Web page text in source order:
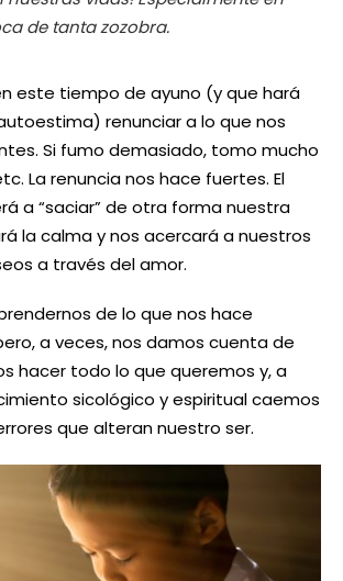
de tanta zozobra.
este tiempo de ayuno (y que hará
renunciar a lo que nos
Si fumo demasiado, tomo mucho
La renuncia nos hace fuertes. El
a “saciar” de otra forma nuestra
la calma y nos acercará a nuestros
a través del amor.
de lo que nos hace
a veces, nos damos cuenta de
hacer todo lo que queremos y, a
sicológico y espiritual caemos
que alteran nuestro ser.